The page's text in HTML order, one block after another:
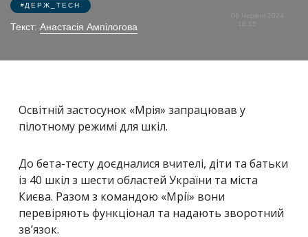
ДЕРЖ_TECH
Текст: Анастасія Ампілогова
Освітній застосунок «Мрія» запрацював у
пілотному режимі для шкіл.
До бета-тесту доєдналися вчителі, діти та батьки
із 40 шкіл з шести областей України та міста
Києва. Разом з командою «Мрії» вони
перевіряють функціонал та надають зворотний
зв’язок.